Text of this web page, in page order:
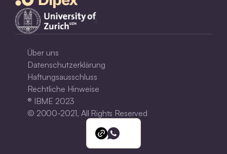
Über uns
Datenschutzerklärung
Haftungsausschluss
Rechtliche Hinweise
® IBME 2023
© 2000-2021, All Rights Reserved